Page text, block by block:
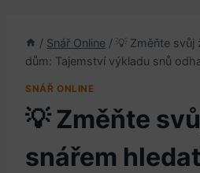
/ Snář Online / 💡 Změňte svůj
dům: Tajemství výkladu snů
SNÁŘ ONLINE
💡 Změňte
snářem